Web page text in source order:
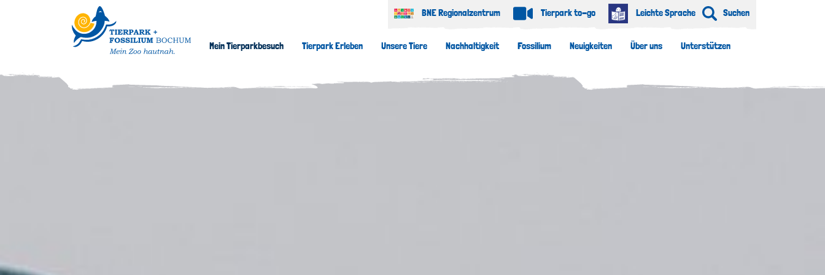
Mein Tierparkbesuch Tierpark Erleben Unsere Tiere Nachhaltigkeit Fossilium Neuigkeiten Über uns Unterstützen
BNE Regionalzentrum Tierpark to-go Leichte Sprache Suchen